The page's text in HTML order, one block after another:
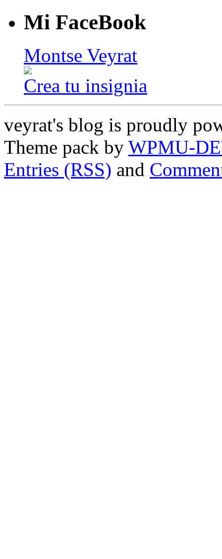
Mi FaceBook
Montse Veyrat
Crea tu insignia
veyrat's blog is proudly
Theme pack by WPMU-
Entries (RSS) and